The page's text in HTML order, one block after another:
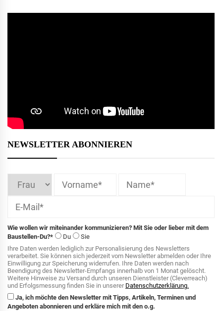
NEWSLETTER ABONNIEREN
Wie wollen wir miteinander kommunizieren? Mit Sie oder lieber mit dem
Baustellen-Du?*
Du
Sie
Ihre Daten werden lediglich zur Personalisierung des Newsletters
verarbeitet. Sie können sich jederzeit vom Newsletter abmelden oder Ihre
Einwilligung zur Speicherung widerrufen. Ihre Daten werden nach
Beendigung des Newsletter-Empfangs innerhalb von 1 Monat gelöscht.
Weitere Hinweise zu Versand durch unseren Dienstleister (Cleverreach)
und Erfolgsmessung finden Sie in unserer Datenschutzerklärung.
Ja, ich möchte den Newsletter mit Tipps, Artikeln, Terminen und
Angeboten abonnieren und erkläre mich mit den o.g.